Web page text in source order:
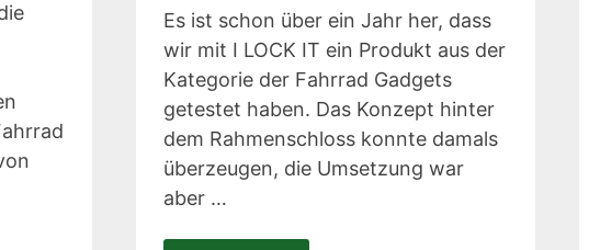
Es ist schon über ein Jahr her, dass
wir mit I LOCK IT ein Produkt aus der
Kategorie der Fahrrad Gadgets
getestet haben. Das Konzept hinter
dem Rahmenschloss konnte damals
überzeugen, die Umsetzung war
aber …